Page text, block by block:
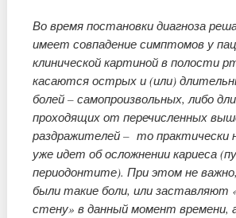
Во время постановки диагноза
имеет совпадение симптомов у
клинической картиной в полости
касаются острых и (или)
болей – самопроизвольных, либо
проходящих от перечисленных
раздражителей – то практически
уже идет об осложнении кариеса
периодонтите). При этом не
были такие боли, или заставляют
стену» в данный момент времени,